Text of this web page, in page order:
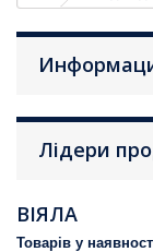
Лідери
ВІЯЛА
Товарів у